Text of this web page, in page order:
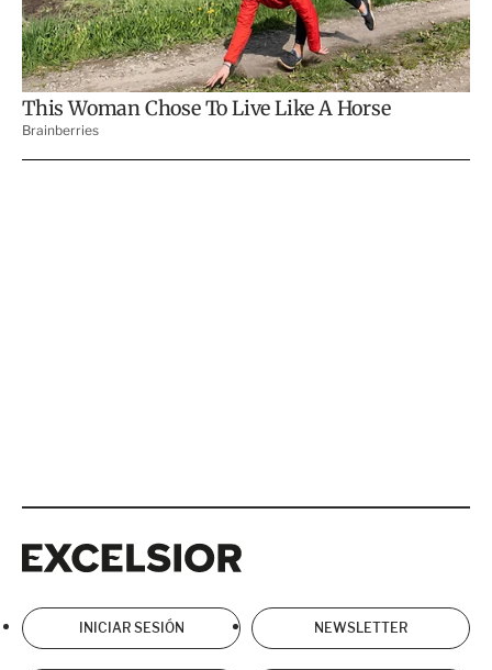
INICIAR SESIÓN NEWSLETTER